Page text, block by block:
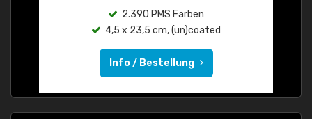
2.390 PMS Farben
4,5 x 23,5 cm, (un)coated
Info / Bestellung